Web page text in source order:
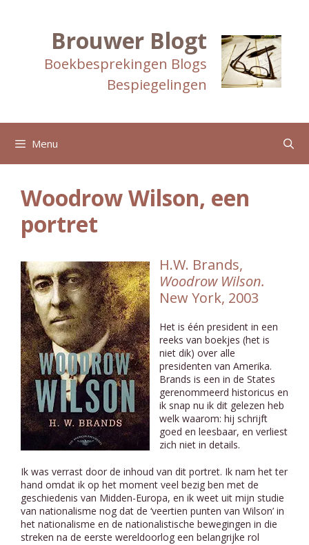
Brouwer Blogt
Boekbesprekingen Blogs
Bespiegelingen
Menu
Woodrow Wilson, een
portret
H.W. Brands,
Woodrow Wilson.
New York, 2003
Het is één president in een
reeks van boekjes (het is
niet dik) over alle
presidenten van Amerika.
Brands is een in de States
gerenommeerd historicus en
ik snap nu ik dit gelezen heb
welk waarom: hij schrijft
goed en leesbaar, en verliest
zich niet in details.
Ik was verrast door de inhoud van dit portret. Ik nam het ter
hand omdat ik op het moment veel bezig ben met de
geschiedenis van Midden-Europa, en ik weet uit mijn studie
van nationalisme nog dat de ‘veertien punten van Wilson’ in
het nationalisme en de nationalistische bewegingen in die
streken na de eerste wereldoorlog een belangrijke rol